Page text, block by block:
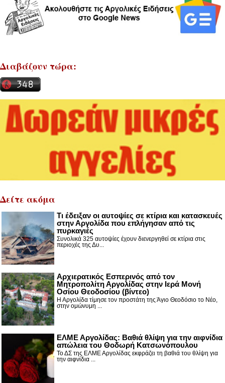
Διαβάζουν τώρα:
Δείτε ακόμα
Τι έδειξαν οι αυτοψίες σε κτίρια και κατασκευές
στην Αργολίδα που επλήγησαν από τις
πυρκαγιές
Συνολικά 325 αυτοψίες έχουν διενεργηθεί σε κτίρια στις
περιοχές της Δυ...
Αρχιερατικός Εσπερινός από τον
Μητροπολίτη Αργολίδας στην Ιερά Μονή
Οσίου Θεοδοσίου (βίντεο)
Η Αργολίδα τίμησε τον προστάτη της Άγιο Θεοδόσιο το Νέο,
στην ομώνυμη ...
ΕΛΜΕ Αργολίδας: Βαθιά θλίψη για την αιφνίδια
απώλεια του Θοδωρή Κατσωνόπουλου
Το ΔΣ της ΕΛΜΕ Αργολίδας εκφράζει τη βαθιά του θλίψη για
την αιφνίδια ...